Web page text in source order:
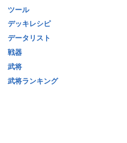
ツール
デッキレシピ
データリスト
戦器
武将
武将ランキング